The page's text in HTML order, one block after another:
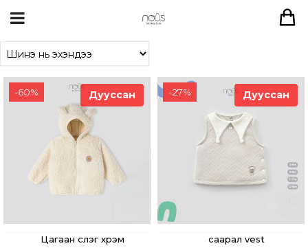
Дууссан
-60%
Цагаан үслэг хүрэм
Дууссан
-27%
саарал vest